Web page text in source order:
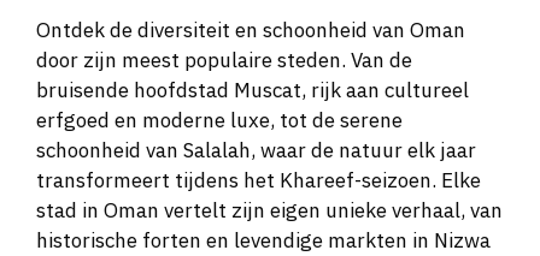
Ontdek de diversiteit en schoonheid van Oman
door zijn meest populaire steden. Van de
bruisende hoofdstad Muscat, rijk aan cultureel
erfgoed en moderne luxe, tot de serene
schoonheid van Salalah, waar de natuur elk jaar
transformeert tijdens het Khareef-seizoen. Elke
stad in Oman vertelt zijn eigen unieke verhaal, van
historische forten en levendige markten in Nizwa